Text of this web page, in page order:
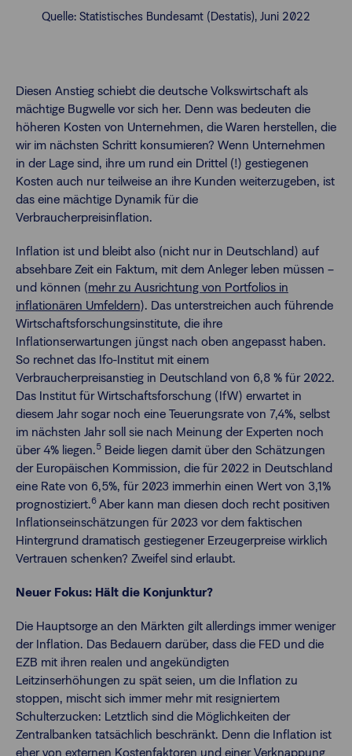
Quelle: Statistisches Bundesamt (Destatis), Juni 2022
Diesen Anstieg schiebt die deutsche Volkswirtschaft als
mächtige Bugwelle vor sich her. Denn was bedeuten die
höheren Kosten von Unternehmen, die Waren herstellen, die
wir im nächsten Schritt konsumieren? Wenn Unternehmen
in der Lage sind, ihre um rund ein Drittel (!) gestiegenen
Kosten auch nur teilweise an ihre Kunden weiterzugeben, ist
das eine mächtige Dynamik für die
Verbraucherpreisinflation.
Inflation ist und bleibt also (nicht nur in Deutschland) auf
absehbare Zeit ein Faktum, mit dem Anleger leben müssen –
und können (mehr zu Ausrichtung von Portfolios in
inflationären Umfeldern). Das unterstreichen auch führende
Wirtschaftsforschungsinstitute, die ihre
Inflationserwartungen jüngst nach oben angepasst haben.
So rechnet das Ifo-Institut mit einem
Verbraucherpreisanstieg in Deutschland von 6,8 % für 2022.
Das Institut für Wirtschaftsforschung (IfW) erwartet in
diesem Jahr sogar noch eine Teuerungsrate von 7,4%, selbst
im nächsten Jahr soll sie nach Meinung der Experten noch
über 4% liegen.5 Beide liegen damit über den Schätzungen
der Europäischen Kommission, die für 2022 in Deutschland
eine Rate von 6,5%, für 2023 immerhin einen Wert von 3,1%
prognostiziert.6 Aber kann man diesen doch recht positiven
Inflationseinschätzungen für 2023 vor dem faktischen
Hintergrund dramatisch gestiegener Erzeugerpreise wirklich
Vertrauen schenken? Zweifel sind erlaubt.
Neuer Fokus: Hält die Konjunktur?
Die Hauptsorge an den Märkten gilt allerdings immer weniger
der Inflation. Das Bedauern darüber, dass die FED und die
EZB mit ihren realen und angekündigten
Leitzinserhöhungen zu spät seien, um die Inflation zu
stoppen, mischt sich immer mehr mit resigniertem
Schulterzucken: Letztlich sind die Möglichkeiten der
Zentralbanken tatsächlich beschränkt. Denn die Inflation ist
eher von externen Kostenfaktoren und einer Verknappung